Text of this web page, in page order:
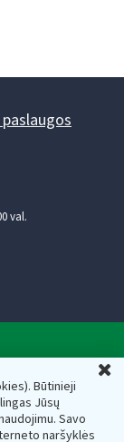
Būtinieji
Jūsų
Savo
naršyklės
val.
el.paštas: